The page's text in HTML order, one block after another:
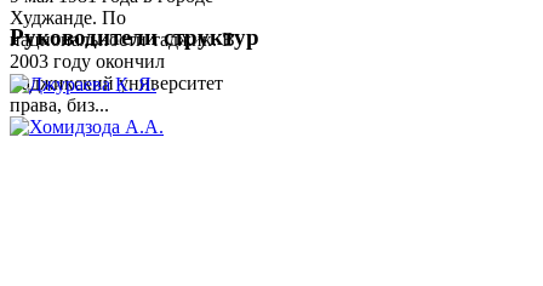
Худжанде. По
национальности таджик. В
2003 году окончил
Таджикский университет
права, биз...
Руководители структур